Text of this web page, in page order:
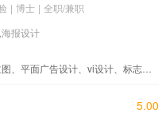
| 博士 | 全职/兼职
报设计
等。 由于后台问题上传不成作品，意愿的可以联系QQ：1209456236 VX:18749339766
5.00